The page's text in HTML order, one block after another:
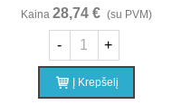
Kaina 28,74 € (su PVM)
- +
Į Krepšelį